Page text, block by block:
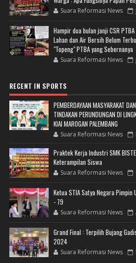
Suara Reformasi News
Hampir dua bulan janji CSR
Lahan dan Air Bersih Belum
"Topeng" PTBA yang Sebernanya
Suara Reformasi News
RECENT IN SPORTS
PEMBERDAYAAN MASYARAKAT
TINDAKAN PERUNDUNGAN DI
KIAI MAROGAN PALEMBANG
Suara Reformasi News
Praktek Kerja Industri SMK
Keterampilan Siswa
Suara Reformasi News
Ketua STIA Satya Negara Pimpin
- 79
Suara Reformasi News
Grand Final : Terpilih Bujang
2024
Suara Reformasi News